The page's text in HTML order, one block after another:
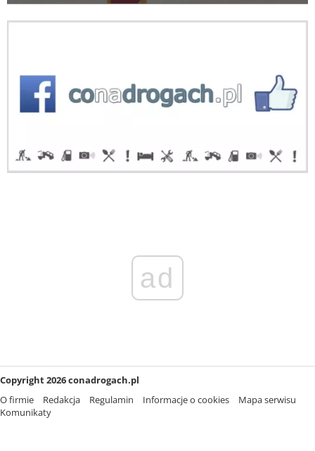
ad
Copyright 2026 conadrogach.pl
O firmie
Redakcja Regulamin Informacje o cookies
Mapa serwisu
Komunikaty